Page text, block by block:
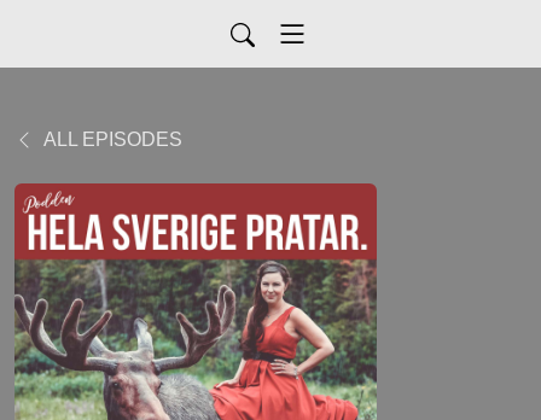
ALL EPISODES